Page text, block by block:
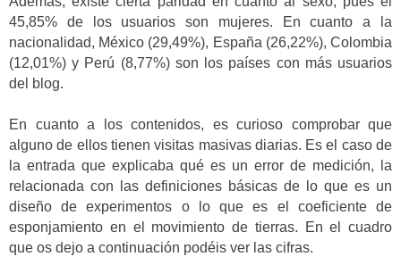
45,85% de los usuarios son mujeres. En cuanto a la
nacionalidad, México (29,49%), España (26,22%), Colombia
(12,01%) y Perú (8,77%) son los países con más usuarios
del blog.
En cuanto a los contenidos, es curioso comprobar que
alguno de ellos tienen visitas masivas diarias. Es el caso de
la entrada que explicaba qué es un error de medición, la
relacionada con las definiciones básicas de lo que es un
diseño de experimentos o lo que es el coeficiente de
esponjamiento en el movimiento de tierras. En el cuadro
que os dejo a continuación podéis ver las cifras.